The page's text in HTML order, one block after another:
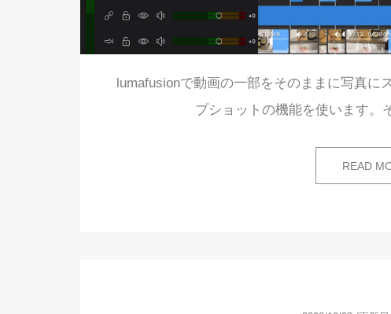
lumafusionで動画の一部をそのままに写真に
プショットの機能を使います。
READ